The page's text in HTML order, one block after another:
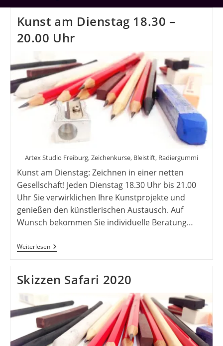
Kunst am Dienstag 18.30 –
20.00 Uhr
Artex Studio Freiburg, Zeichenkurse, Bleistift, Radiergummi
Kunst am Dienstag: Zeichnen in einer netten
Gesellschaft! Jeden Dienstag 18.30 Uhr bis 21.00
Uhr Sie verwirklichen Ihre Kunstprojekte und
genießen den künstlerischen Austausch. Auf
Wunsch bekommen Sie individuelle Beratung…
WeiterlesenKunst
Am
–
20.00
Skizzen Safari 2020